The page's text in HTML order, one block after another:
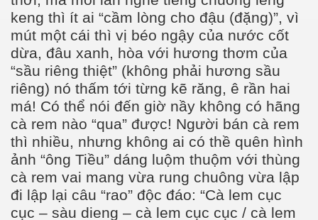
keng thì ít ai “cầm lòng cho đậu (đặng)”, vì
mút một cái thì vị béo ngậy của nước cốt
dừa, đâu xanh, hòa với hương thơm của
“sầu riêng thiệt” (không phải hương sầu
riêng) nó thấm tới từng kẽ răng, ê rần hai
má! Có thể nói đến giờ nầy không có hãng
cà rem nào “qua” được! Người bán cà rem
thì nhiều, nhưng không ai có thề quên hình
ảnh “ông Tiều” dáng luộm thuộm với thùng
cà rem vai mang vừa rung chuông vừa lập
đi lập lại câu “rao” độc đáo: “Cà lem cục
cục – sàu dieng – cà lem cục cục / cà lem